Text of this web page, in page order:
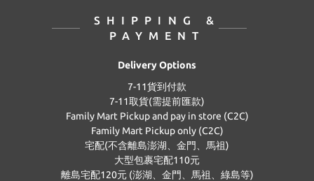
SHIPPING &
PAYMENT
Delivery Options
7-11貨到付款
7-11取貨(需提前匯款)
Family Mart Pickup and pay in store (C2C)
Family Mart Pickup only (C2C)
宅配(不含離島澎湖、金門、馬祖)
大型包裹宅配110元
離島宅配120元 (澎湖、金門、馬祖、綠島等)